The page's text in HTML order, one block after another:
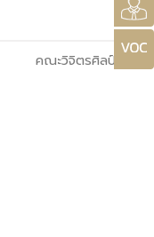
คณะวิจิตรศิลป์